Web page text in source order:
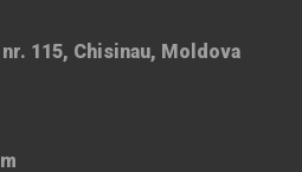
115, Chisinau, Moldova